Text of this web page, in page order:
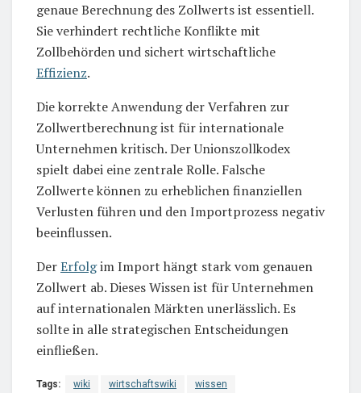
genaue Berechnung des Zollwerts ist essentiell.
Sie verhindert rechtliche Konflikte mit
Zollbehörden und sichert wirtschaftliche
Effizienz.
Die korrekte Anwendung der Verfahren zur
Zollwertberechnung ist für internationale
Unternehmen kritisch. Der Unionszollkodex
spielt dabei eine zentrale Rolle. Falsche
Zollwerte können zu erheblichen finanziellen
Verlusten führen und den Importprozess negativ
beeinflussen.
DerErfolgim Import hängt stark vom genauen
Zollwert ab. Dieses Wissen ist für Unternehmen
auf internationalen Märkten unerlässlich. Es
sollte in alle strategischen Entscheidungen
einfließen.
Tags: wiki wirtschaftswiki wissen